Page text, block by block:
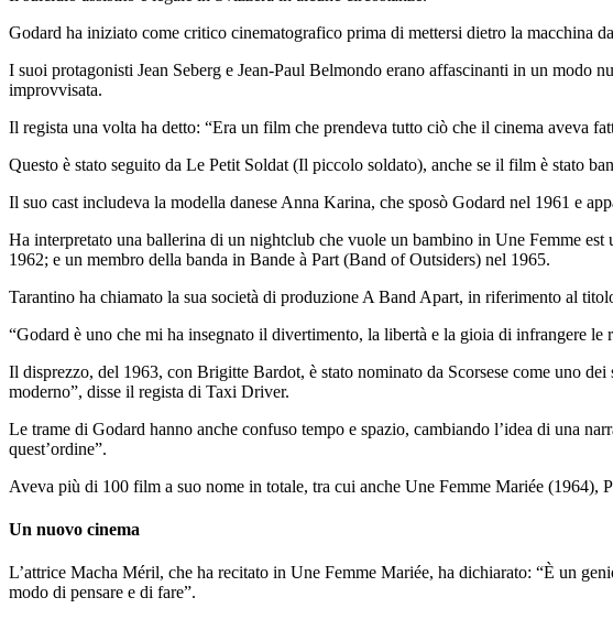
Godard ha iniziato come critico cinematografico prima di mettersi dietro la macchina
I suoi protagonisti Jean Seberg e Jean-Paul Belmondo erano affascinanti in un modo
improvvisata.
Il regista una volta ha detto: “Era un film che prendeva tutto ciò che il cinema aveva
Questo è stato seguito da Le Petit Soldat (Il piccolo soldato), anche se il film è stato
Il suo cast includeva la modella danese Anna Karina, che sposò Godard nel 1961 e
Ha interpretato una ballerina di un nightclub che vuole un bambino in Une Femme
1962; e un membro della banda in Bande à Part (Band of Outsiders) nel 1965.
Tarantino ha chiamato la sua società di produzione A Band Apart, in riferimento al
“Godard è uno che mi ha insegnato il divertimento, la libertà e la gioia di infrangere
Il disprezzo, del 1963, con Brigitte Bardot, è stato nominato da Scorsese come uno
moderno”, disse il regista di Taxi Driver.
Le trame di Godard hanno anche confuso tempo e spazio, cambiando l’idea di una
quest’ordine”.
Aveva più di 100 film a suo nome in totale, tra cui anche Une Femme Mariée
Un nuovo cinema
L’attrice Macha Méril, che ha recitato in Une Femme Mariée, ha dichiarato: “È un
modo di pensare e di fare”.